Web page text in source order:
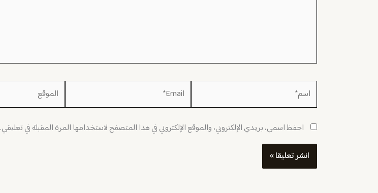
اسم* Email* الموقع
احفظ اسمي، بريدي الإلكتروني، والموقع الإلكتروني في هذا المتصفح لاستخدامها المرة المقبلة في تعليقي.